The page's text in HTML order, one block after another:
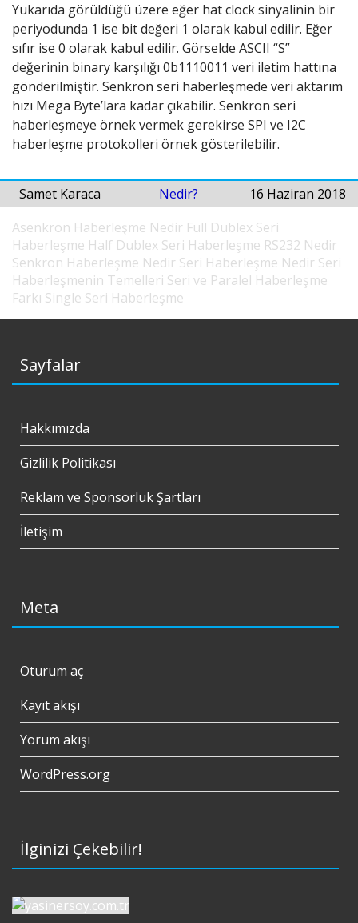
Yukarıda görüldüğü üzere eğer hat clock sinyalinin bir
periyodunda 1 ise bit değeri 1 olarak kabul edilir. Eğer
sıfır ise 0 olarak kabul edilir. Görselde ASCII “S”
değerinin binary karşılığı 0b1110011 veri iletim hattına
gönderilmiştir. Senkron seri haberleşmede veri aktarım
hızı Mega Byte’lara kadar çıkabilir. Senkron seri
haberleşmeye örnek vermek gerekirse SPI ve I2C
haberleşme protokolleri örnek gösterilebilir.
Samet Karaca Nedir?
16 Haziran 2018
Asenkron Haberleşme Nedir Full Dublex Seri
Haberleşme Half Dublex Seri Haberleşme RS232 Nedir
Senkron Haberleşme Nedir Seri Haberleşme Nedir Seri
Haberleşmenin Temelleri Seri ve Paralel Haberleşme
Farkı Single Seri Haberleşme
Sayfalar
Hakkımızda
Gizlilik Politikası
Reklam ve Sponsorluk Şartları
İletişim
Meta
Oturum aç
Kayıt akışı
Yorum akışı
WordPress.org
İlginizi Çekebilir!